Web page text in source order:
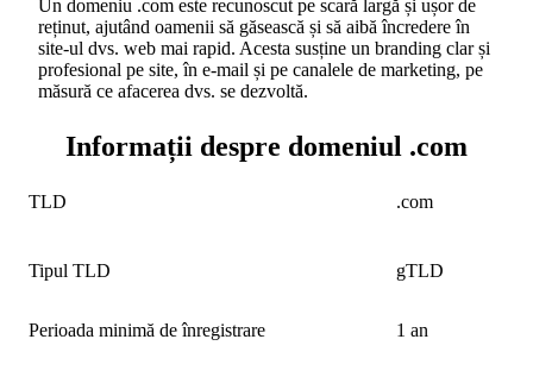
Un domeniu .com este recunoscut pe scară largă și ușor de
reținut, ajutând oamenii să găsească și să aibă încredere în
site-ul dvs. web mai rapid. Acesta susține un branding clar și
profesional pe site, în e-mail și pe canalele de marketing, pe
măsură ce afacerea dvs. se dezvoltă.
Informații despre domeniul .com
TLD .com
Tipul TLD gTLD
Perioada minimă de înregistrare 1 an